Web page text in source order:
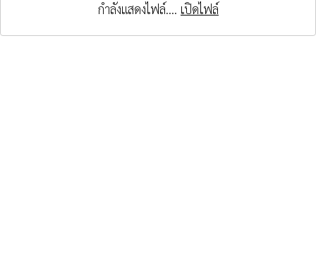
กำลังแสดงไฟล์.... เปิดไฟล์